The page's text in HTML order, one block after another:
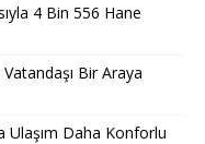
4 Bin 556 Hane
Bir Araya
Ulaşım Daha Konforlu